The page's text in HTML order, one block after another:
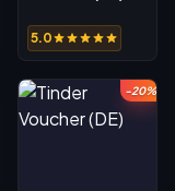
5.0
-20%